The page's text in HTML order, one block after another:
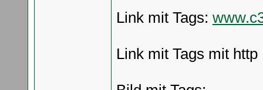
Link mit Tags:
Link mit Tags mit